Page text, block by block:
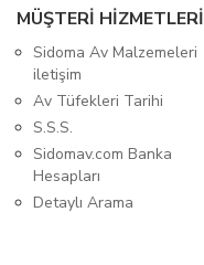
MÜŞTERİ HİZMETLERİ
Sidoma Av Malzemeleri
iletişim
Av Tüfekleri Tarihi
S.S.S.
Sidomav.com Banka
Hesapları
Detaylı Arama